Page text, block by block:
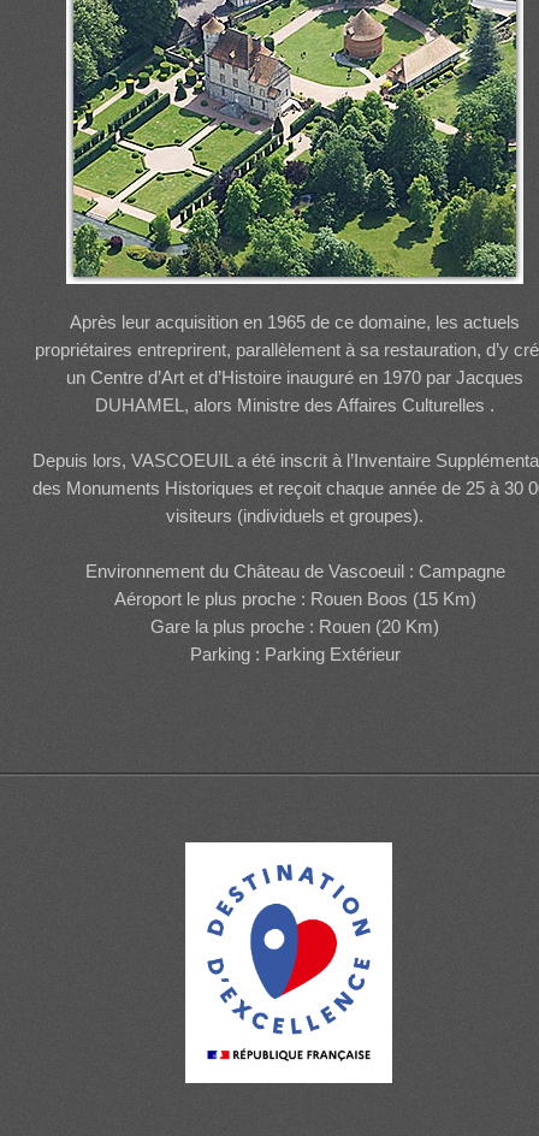
Après leur acquisition en 1965 de ce domaine, les actuels
propriétaires entreprirent, parallèlement à sa restauration, d’y
un Centre d’Art et d’Histoire inauguré en 1970 par Jacques
DUHAMEL, alors Ministre des Affaires Culturelles .
Depuis lors, VASCOEUIL a été inscrit à l’Inventaire
des Monuments Historiques et reçoit chaque année de 25 à 30
visiteurs (individuels et groupes).
Environnement du Château de Vascoeuil : Campagne
Aéroport le plus proche : Rouen Boos (15 Km)
Gare la plus proche : Rouen (20 Km)
Parking : Parking Extérieur